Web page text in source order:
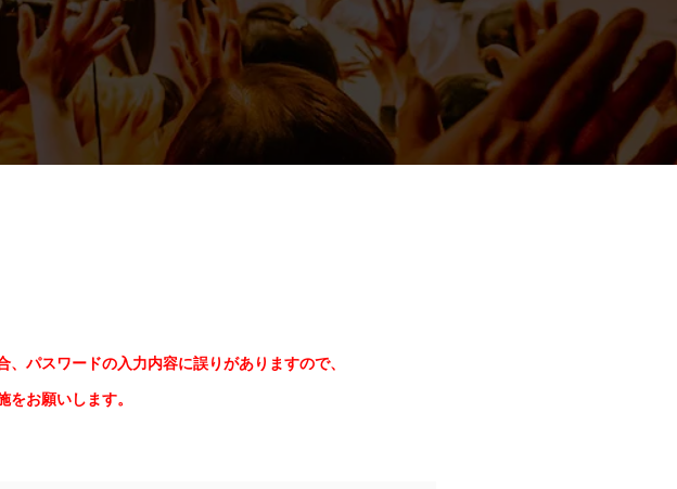
パスワードの入力内容に誤りがありますので、
をお願いします。